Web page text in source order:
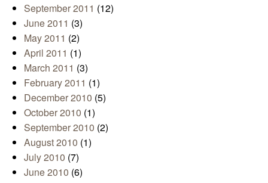
September 2011 (12)
June 2011 (3)
May 2011 (2)
April 2011 (1)
March 2011 (3)
February 2011 (1)
December 2010 (5)
October 2010 (1)
September 2010 (2)
August 2010 (1)
July 2010 (7)
June 2010 (6)